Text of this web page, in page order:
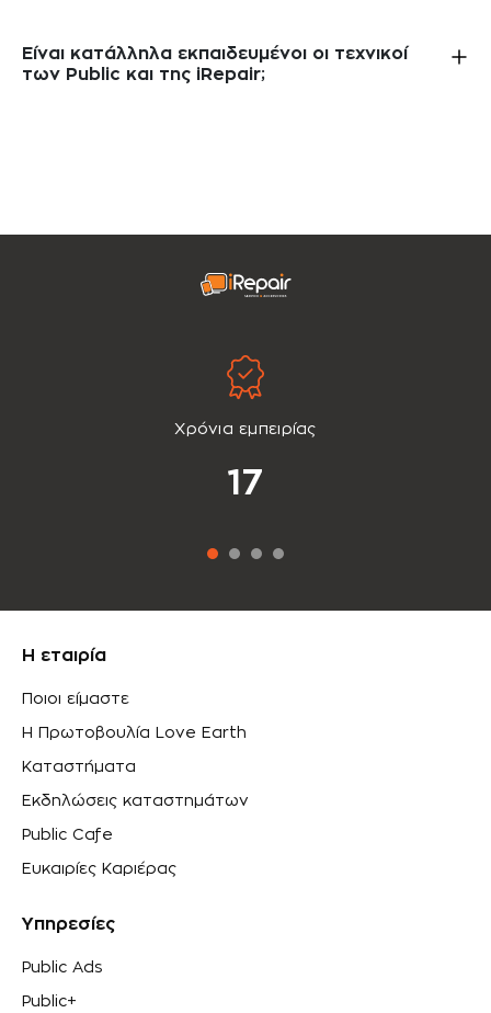
Είναι κατάλληλα εκπαιδευμένοι οι τεχνικοί
των Public και της iRepair;
Χρόνια εμπειρίας
17
Η εταιρία
Ποιοι είμαστε
Η Πρωτοβουλία Love Earth
Καταστήματα
Εκδηλώσεις καταστημάτων
Public Cafe
Ευκαιρίες Καριέρας
Υπηρεσίες
Public Ads
Public+